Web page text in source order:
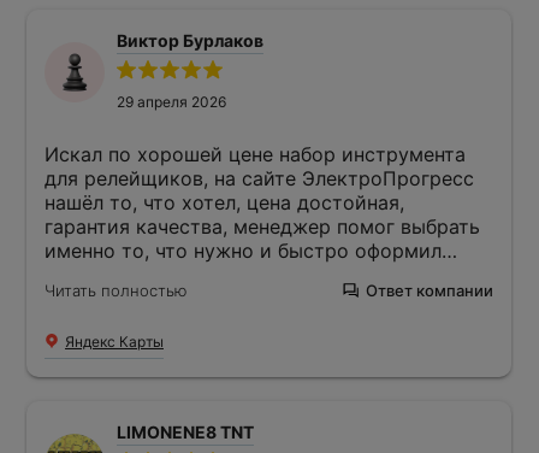
Виктор Бурлаков
29 апреля 2026
Искал по хорошей цене набор инструмента
для релейщиков, на сайте ЭлектроПрогресс
нашёл то, что хотел, цена достойная,
гарантия качества, менеджер помог выбрать
именно то, что нужно и быстро оформил
курьером, при нём распаковал и всё
Читать полностью Ответ компании
Яндекс Карты
LIMONENE8 TNT